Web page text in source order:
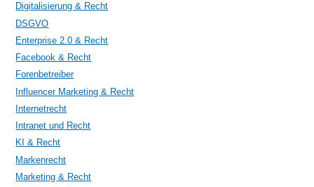
Digitalisierung & Recht
DSGVO
Enterprise 2.0 & Recht
Facebook & Recht
Forenbetreiber
Influencer Marketing & Recht
Internetrecht
Intranet und Recht
KI & Recht
Markenrecht
Marketing & Recht